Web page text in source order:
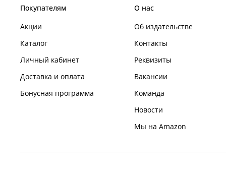
Покупателям
Акции
Каталог
Личный кабинет
Доставка и оплата
Бонусная программа
О нас
Об издательстве
Контакты
Реквизиты
Вакансии
Команда
Новости
Мы на Amazon